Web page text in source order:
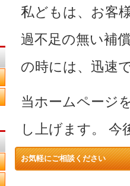
私どもは、お客
過不足の無い補
の時には、迅速
当ホームページ
し上げます。 今
お気軽にご相談ください